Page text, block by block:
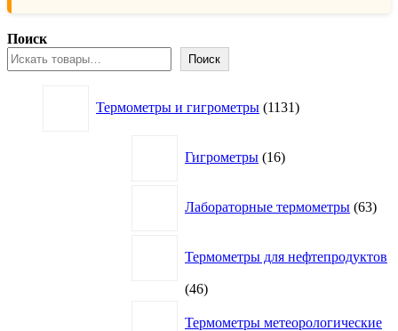
Поиск
Поиск
Термометры и гигрометры 1131товар
Гигрометры 16товаров
Лабораторные термометры 63
Термометры для нефтепродуктов
4646
Термометры метеорологические